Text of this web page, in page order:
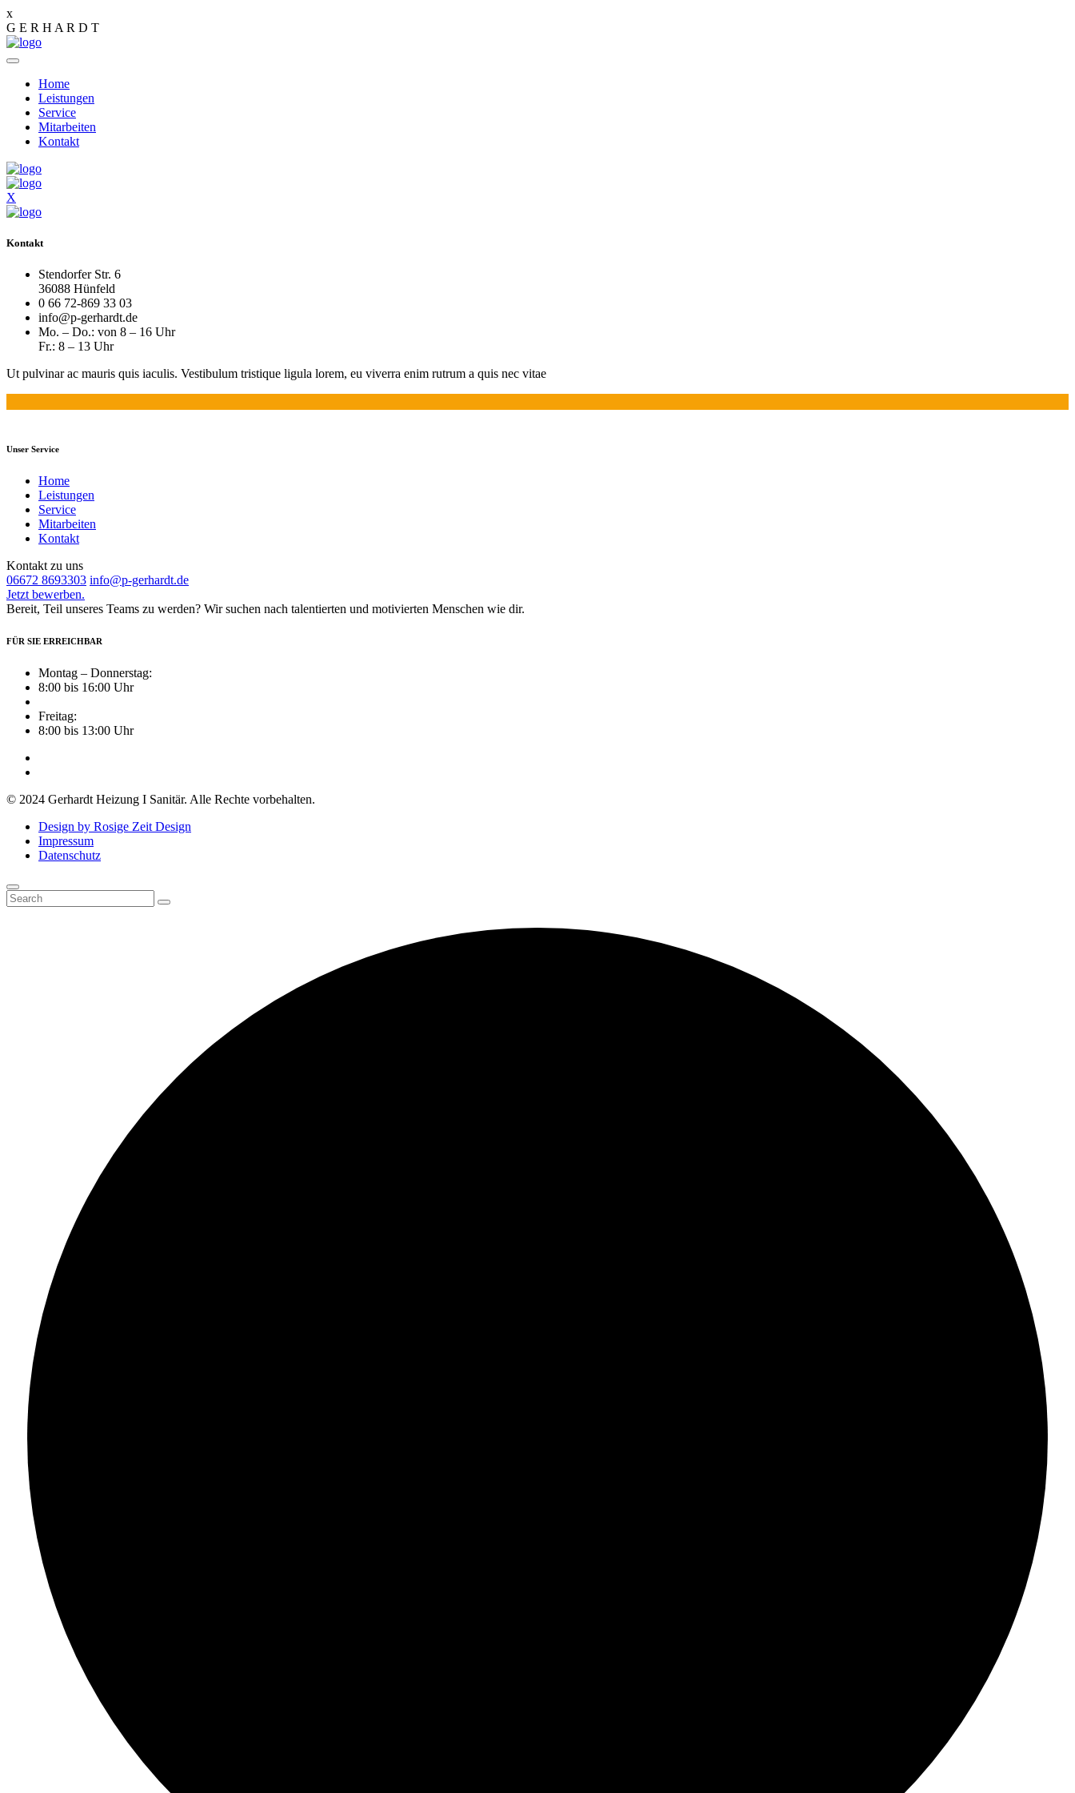
x
G E R H A R D T
Home
Leistungen
Service
Mitarbeiten
Kontakt
X
Kontakt
Stendorfer Str. 6
36088 Hünfeld
0 66 72-869 33 03
info@p-gerhardt.de
Mo. – Do.: von 8 – 16 Uhr
Fr.: 8 – 13 Uhr
Ut pulvinar ac mauris quis iaculis. Vestibulum tristique ligula lorem, eu viverra enim rutrum a quis nec vitae
Unser Service
Home
Leistungen
Service
Mitarbeiten
Kontakt
Kontakt zu uns
06672 8693303 info@p-gerhardt.de
Jetzt bewerben.
Bereit, Teil unseres Teams zu werden? Wir suchen nach talentierten und motivierten Menschen wie dir.
FÜR SIE ERREICHBAR
Montag – Donnerstag:
8:00 bis 16:00 Uhr
Freitag:
8:00 bis 13:00 Uhr
© 2024 Gerhardt Heizung I Sanitär. Alle Rechte vorbehalten.
Design by Rosige Zeit Design
Impressum
Datenschutz